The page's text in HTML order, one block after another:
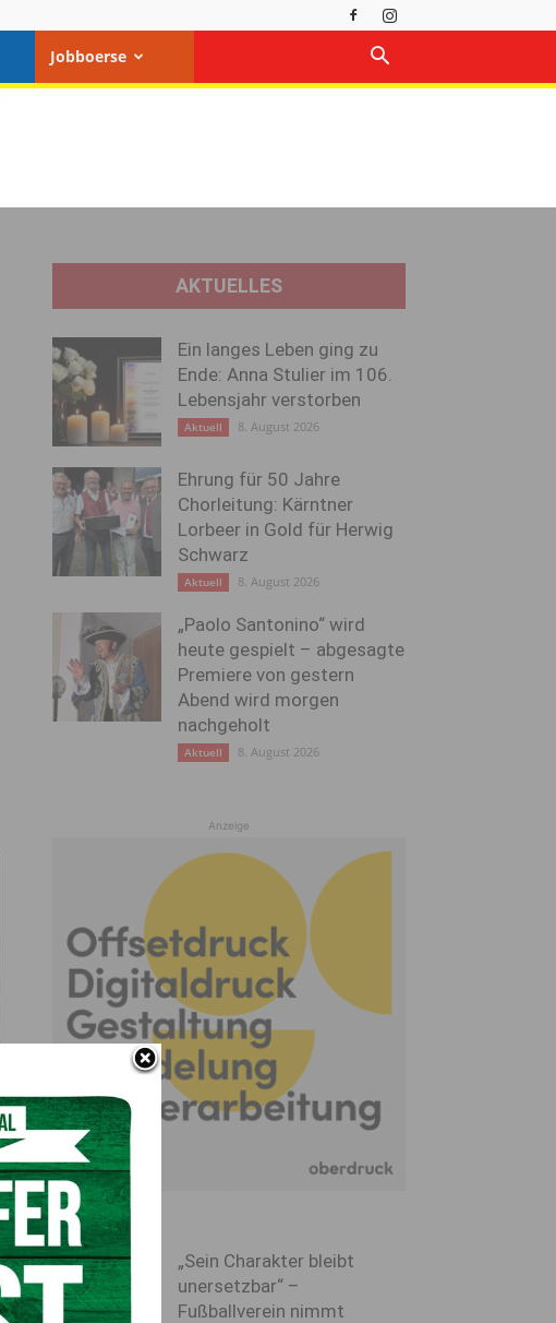
Jobboerse
AKTUELLES
Ein langes Leben ging zu
Ende: Anna Stulier im 106.
Lebensjahr verstorben
Aktuell 8. August 2026
Ehrung für 50 Jahre
Chorleitung: Kärntner
Lorbeer in Gold für Herwig
Schwarz
Aktuell 8. August 2026
„Paolo Santonino“ wird
heute gespielt – abgesagte
Premiere von gestern
Abend wird morgen
nachgeholt
Aktuell 8. August 2026
Anzeige
„Sein Charakter bleibt
unersetzbar“ –
Fußballverein nimmt